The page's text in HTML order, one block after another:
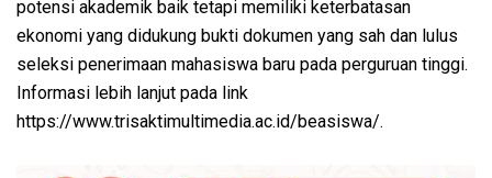
potensi akademik baik tetapi memiliki keterbatasan
ekonomi yang didukung bukti dokumen yang sah dan lulus
seleksi penerimaan mahasiswa baru pada perguruan tinggi.
Informasi lebih lanjut pada link
https://www.trisaktimultimedia.ac.id/beasiswa/.